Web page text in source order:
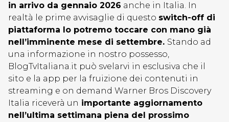
in arrivo da gennaio 2026 anche in Italia. In
realtà le prime avvisaglie di questo switch-off di
piattaforma lo potremo toccare con mano già
nell’imminente mese di settembre. Stando ad
una informazione in nostro possesso,
BlogTvItaliana.it può svelarvi in esclusiva che il
sito e la app per la fruizione dei contenuti in
streaming e on demand Warner Bros Discovery
Italia riceverà un importante aggiornamento
nell’ultima settimana piena del prossimo